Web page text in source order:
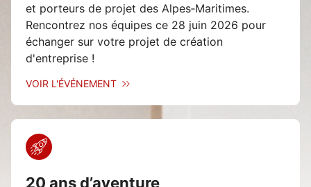
et porteurs de projet des Alpes‑Maritimes.
Rencontrez nos équipes ce 28 juin 2026 pour
échanger sur votre projet de création
d'entreprise !
VOIR L'ÉVÉNEMENT
20 ans d’aventure